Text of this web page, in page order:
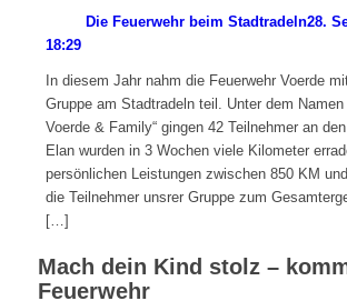
Die Feuerwehr beim Stadtradeln28.
18:29
In diesem Jahr nahm die Feuerwehr Voerde
Gruppe am Stadtradeln teil. Unter dem Namen
Voerde & Family“ gingen 42 Teilnehmer an
Elan wurden in 3 Wochen viele Kilometer
persönlichen Leistungen zwischen 850 KM
die Teilnehmer unsrer Gruppe zum
[…]
Mach dein Kind stolz –
Feuerwehr